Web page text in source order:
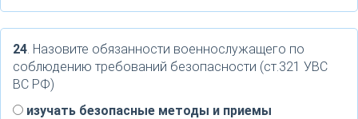
24. Назовите обязанности военнослужащего по
соблюдению требований безопасности (ст.321 УВС
ВС РФ)
изучать безопасные методы и приемы